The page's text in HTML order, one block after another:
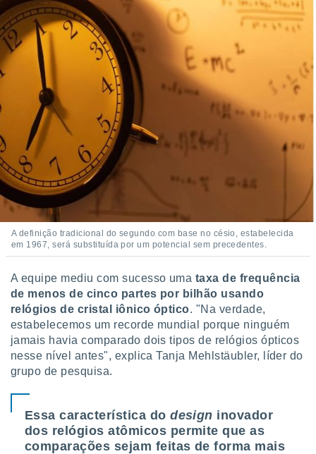
A definição tradicional do segundo com base no césio, estabelecida
em 1967, será substituída por um potencial sem precedentes.
A equipe mediu com sucesso uma taxa de frequência
de menos de cinco partes por bilhão usando
relógios de cristal iônico óptico. "Na verdade,
estabelecemos um recorde mundial porque ninguém
jamais havia comparado dois tipos de relógios ópticos
nesse nível antes", explica Tanja Mehlstäubler, líder do
grupo de pesquisa.
Essa característica dodesign inovador
dos relógios atômicos permite que as
comparações sejam feitas de forma mais